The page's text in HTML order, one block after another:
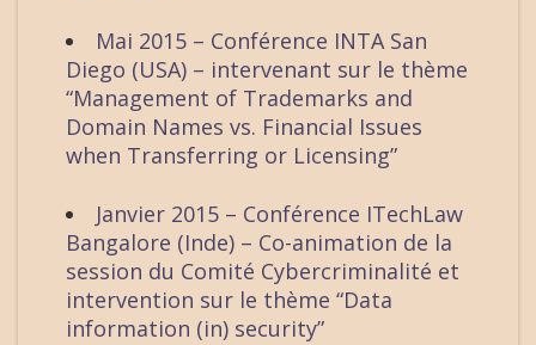
Mai 2015 – Conférence INTA San
Diego (USA) – intervenant sur le thème
“Management of Trademarks and
Domain Names vs. Financial Issues
when Transferring or Licensing”
Janvier 2015 – Conférence ITechLaw
Bangalore (Inde) – Co-animation de la
session du Comité Cybercriminalité et
intervention sur le thème “Data
information (in) security”